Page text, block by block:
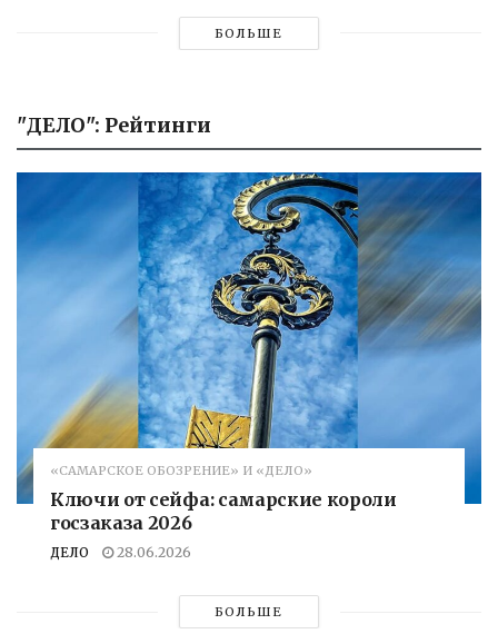
БОЛЬШЕ
"ДЕЛО": Рейтинги
«САМАРСКОЕ ОБОЗРЕНИЕ» И «ДЕЛО»
Ключи от сейфа: самарские короли
госзаказа 2026
ДЕЛО 28.06.2026
БОЛЬШЕ